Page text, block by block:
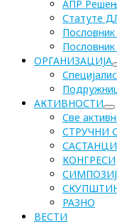
АПР
Статуте
ОРГАНИЗАЦИЈА
АКТИВНОСТИ
Све
СТРУЧНИ
САСТАНЦИ
КОНГРЕСИ
РАЗНО
ВЕСТИ